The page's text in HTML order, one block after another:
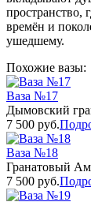
пространство,
времён и
ушедшему.
Похожие вазы:
Ваза №17
Дымовский
7 500 руб.
Ваза №18
Гранатовый
7 500 руб.